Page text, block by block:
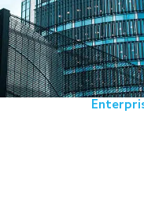
Describe cómo
de alto rendimiento,
Enterprise con el fin
operativos y de